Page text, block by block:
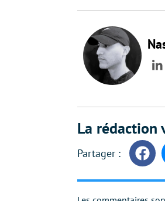
La rédaction